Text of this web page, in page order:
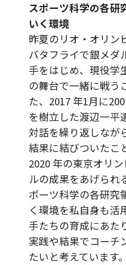
スポーツ科学の各研
いく環境
昨夏のリオ・オリン
バタフライで銀メダ
手をはじめ、現役学
の舞台で一緒に戦う
た、2017 年1月に
を樹立した渡辺一平
対話を繰り返しなが
結果に結びついたこ
2020 年の東京オリ
ルの成果をあげられ
ポーツ科学の各研究
く環境を私自身も活
手たちの育成にあた
実践や結果でコーチ
たいと考えています。